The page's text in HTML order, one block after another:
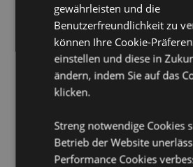
Vegan:Ja
Produkttressourcen:
Möchten Sie mehr über den
erfahren? Dann lesen Sie
Kundeninformationen.
gewährleisten und die
Benutzerfreundlichkeit zu
können Ihre Cookie-
einstellen und diese in
ändern, indem Sie auf das
klicken.
Streng notwendige Cookies
Betrieb der Website
Performance Cookies